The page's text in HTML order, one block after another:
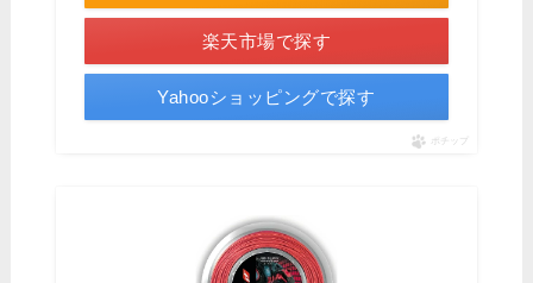
楽天市場で探す
Yahooショッピングで探す
ポチップ